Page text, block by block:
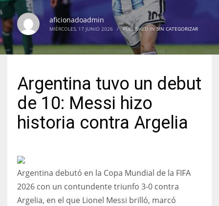
ATL
24
aficionadoadmin
MIÉRCOLES, 17 JUNIO 2026 / PUBLISHED INSIN CATEGORIZAR
Argentina tuvo un debut
de 10: Messi hizo
historia contra Argelia
Argentina debutó en la Copa Mundial de la FIFA
2026 con un contundente triunfo 3-0 contra
Argelia, en el que Lionel Messi brilló, marcó